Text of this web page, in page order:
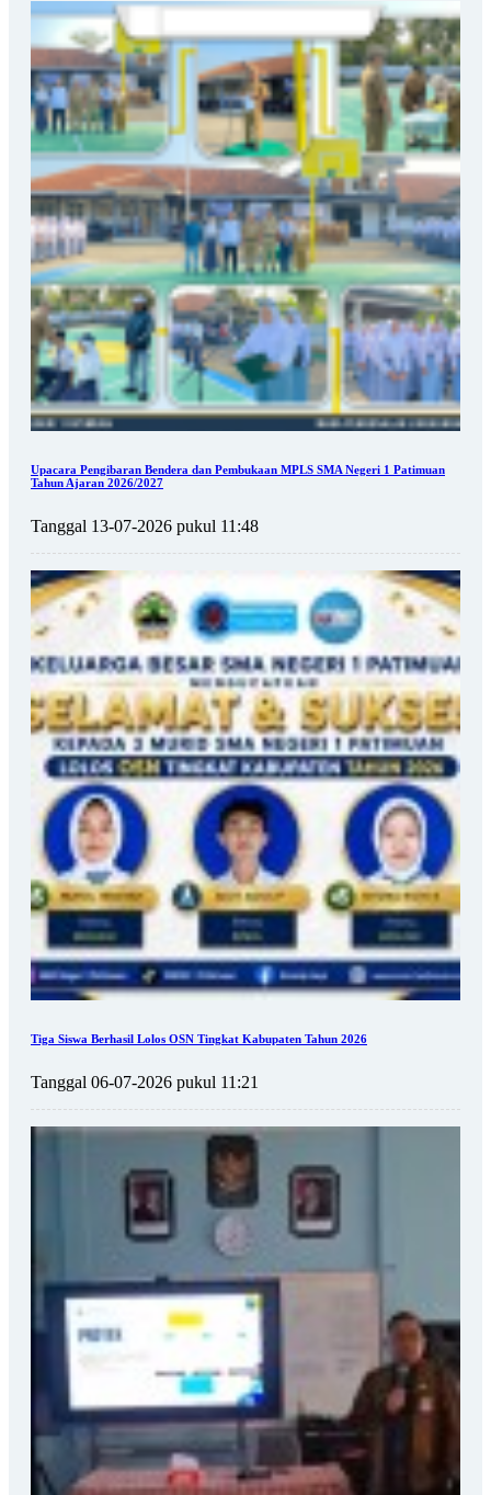
Upacara Pengibaran Bendera dan Pembukaan MPLS SMA Negeri 1 Patimuan
Tahun Ajaran 2026/2027
Tanggal 13-07-2026 pukul 11:48
Tiga Siswa Berhasil Lolos OSN Tingkat Kabupaten Tahun 2026
Tanggal 06-07-2026 pukul 11:21